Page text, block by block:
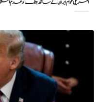
امریکی عوام ایران کے ساتھ جنگ کو عدم